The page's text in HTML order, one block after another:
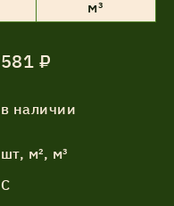
м³
581 ₽
в наличии
шт, м², м³
С